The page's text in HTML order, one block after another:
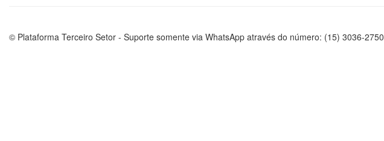
© Plataforma Terceiro Setor - Suporte somente via WhatsApp através do número: (15) 3036-2750